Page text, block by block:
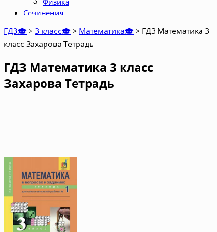
Физика
Сочинения
ГДЗ🎓>3 класс🎓> Математика🎓> ГДЗ Математика 3
класс Захарова Тетрадь
ГДЗ Математика 3 класс
Захарова Тетрадь